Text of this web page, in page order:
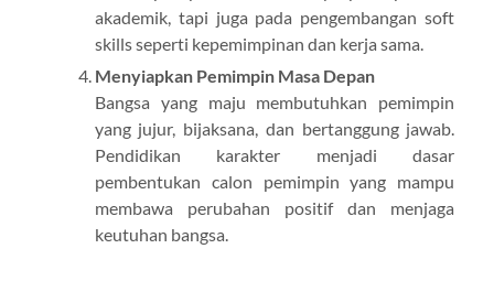
akademik, tapi juga pada pengembangan soft
skills seperti kepemimpinan dan kerja sama.
Menyiapkan Pemimpin Masa Depan
Bangsa yang maju membutuhkan pemimpin
yang jujur, bijaksana, dan bertanggung jawab.
Pendidikan karakter menjadi dasar
pembentukan calon pemimpin yang mampu
membawa perubahan positif dan menjaga
keutuhan bangsa.